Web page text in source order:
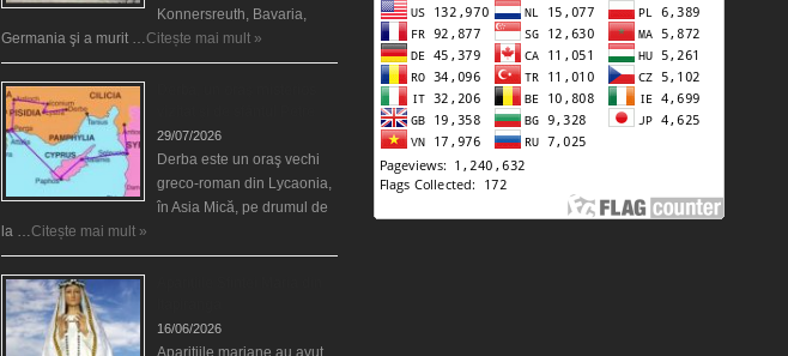
Konnersreuth, Bavaria,
Germania şi a murit …Citește mai mult »
29/07/2026
Derba este un oraş vechi
greco-roman din Lycaonia,
în Asia Mică, pe drumul de
la …Citește mai mult »
16/06/2026
Aparițiile mariane au avut